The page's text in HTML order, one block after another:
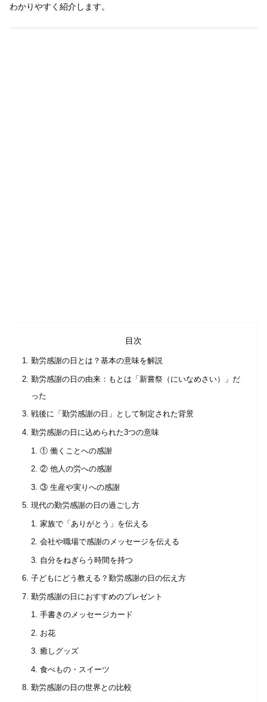
わかりやすく紹介します。
目次
勤労感謝の日とは？基本の意味を解説
勤労感謝の日の由来：もとは「新嘗祭（にいなめさい）」だ
った
戦後に「勤労感謝の日」として制定された背景
勤労感謝の日に込められた3つの意味
① 働くことへの感謝
② 他人の労への感謝
③ 生産や実りへの感謝
現代の勤労感謝の日の過ごし方
家族で「ありがとう」を伝える
会社や職場で感謝のメッセージを伝える
自分をねぎらう時間を持つ
子どもにどう教える？勤労感謝の日の伝え方
勤労感謝の日におすすめのプレゼント
手書きのメッセージカード
お花
癒しグッズ
食べもの・スイーツ
勤労感謝の日の世界との比較